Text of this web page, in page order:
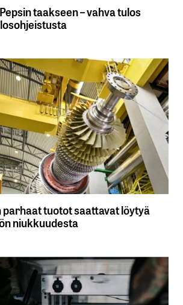
taakseen – vahva tulos
tuotot saattavat löytyä
niukkuudesta